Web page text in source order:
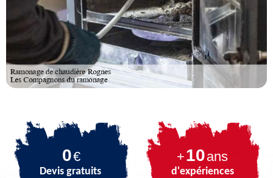
0€
Devis gratuits
+10ans
d'expériences